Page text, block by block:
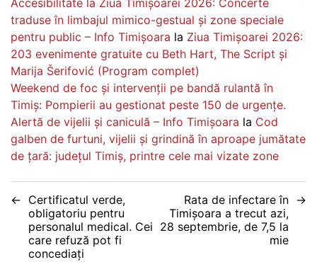
Accesibilitate la Ziua Timișoarei 2026: Concerte
traduse în limbajul mimico-gestual și zone speciale
pentru public – Info Timișoara la Ziua Timișoarei 2026:
203 evenimente gratuite cu Beth Hart, The Script și
Marija Šerifović (Program complet)
Weekend de foc și intervenții pe bandă rulantă în
Timiș: Pompierii au gestionat peste 150 de urgențe.
Alertă de vijelii și caniculă – Info Timișoara la Cod
galben de furtuni, vijelii și grindină în aproape jumătate
de țară: județul Timiș, printre cele mai vizate zone
Navigare
articole
Certificatul verde,
obligatoriu pentru
personalul medical. Cei
care refuză pot fi
concediaţi
Rata de infectare în
Timișoara a trecut azi,
28 septembrie, de 7,5 la
mie